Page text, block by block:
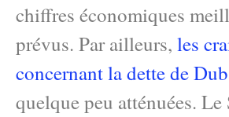
chiffres économiques
prévus. Par ailleurs, les
concernant la dette de
quelque peu atténuées.